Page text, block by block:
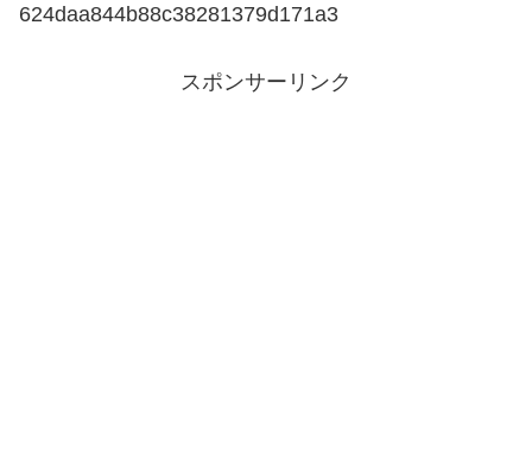
624daa844b88c38281379d171a3
スポンサーリンク